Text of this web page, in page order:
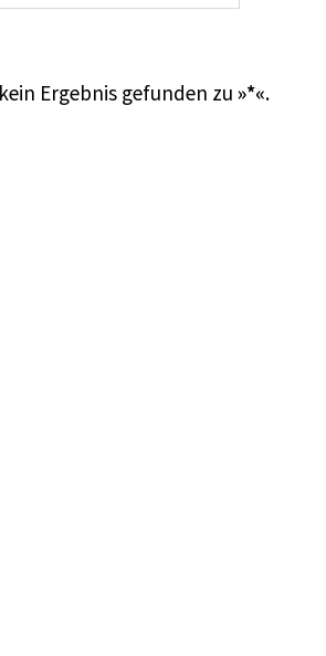
Ergebnis gefunden zu»*«.